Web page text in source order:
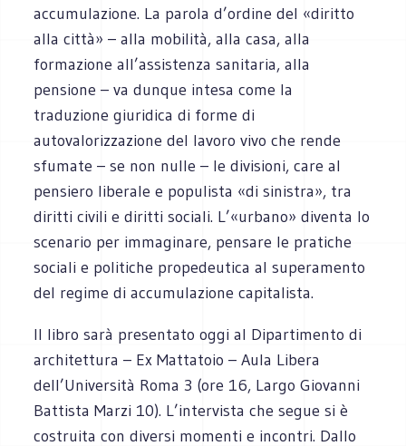
accumulazione. La parola d’ordine del «diritto
alla città» – alla mobilità, alla casa, alla
formazione all’assistenza sanitaria, alla
pensione – va dunque intesa come la
traduzione giuridica di forme di
autovalorizzazione del lavoro vivo che rende
sfumate – se non nulle – le divisioni, care al
pensiero liberale e populista «di sinistra», tra
diritti civili e diritti sociali. L’«urbano» diventa lo
scenario per immaginare, pensare le pratiche
sociali e politiche propedeutica al superamento
del regime di accumulazione capitalista.
Il libro sarà presentato oggi al Dipartimento di
architettura – Ex Mattatoio – Aula Libera
dell’Università Roma 3 (ore 16, Largo Giovanni
Battista Marzi 10). L’intervista che segue si è
costruita con diversi momenti e incontri. Dallo